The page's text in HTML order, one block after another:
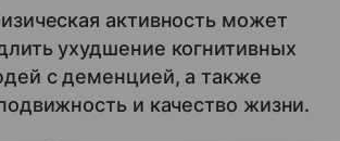
активность может
ухудшение когнитивных
с деменцией, а также
и качество жизни.